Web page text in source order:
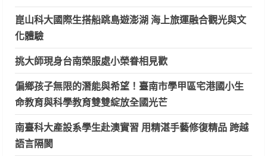
崑山科大國際生搭船跳島遊澎湖 海上旅運融合觀光與文
化體驗
挑大師現身台南榮服處小榮眷相見歡
偏鄉孩子無限的潛能與希望！臺南市學甲區宅港國小生
命教育與科學教育雙雙綻放全國光芒
南臺科大產設系學生赴澳實習 用精湛手藝修復精品 跨越
語言隔閡